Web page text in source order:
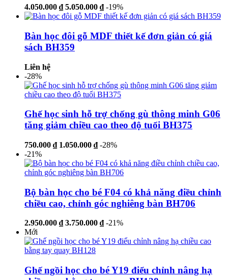
4.050.000 ₫ 5.050.000 ₫ -19%
Bàn học đôi gỗ MDF thiết kế đơn giản có giá
sách BH359
Liên hệ
-28%
Ghế học sinh hỗ trợ chống gù thông minh G06
tăng giảm chiều cao theo độ tuổi BH375
750.000 ₫ 1.050.000 ₫ -28%
-21%
Bộ bàn học cho bé F04 có khả năng điều chỉnh
chiều cao, chỉnh góc nghiêng bàn BH706
2.950.000 ₫ 3.750.000 ₫ -21%
Mới
Ghế ngồi học cho bé Y19 điểu chỉnh nâng hạ